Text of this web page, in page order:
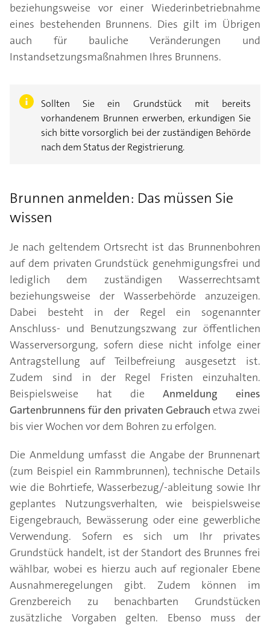
beziehungsweise vor einer Wiederinbetriebnahme
eines bestehenden Brunnens. Dies gilt im Übrigen
auch für bauliche Veränderungen und
Instandsetzungsmaßnahmen Ihres Brunnens.
Sollten Sie ein Grundstück mit bereits
vorhandenem Brunnen erwerben, erkundigen Sie
sich bitte vorsorglich bei der zuständigen Behörde
nach dem Status der Registrierung.
Brunnen anmelden: Das müssen Sie
wissen
Je nach geltendem Ortsrecht ist das Brunnenbohren
auf dem privaten Grundstück genehmigungsfrei und
lediglich dem zuständigen Wasserrechtsamt
beziehungsweise der Wasserbehörde anzuzeigen.
Dabei besteht in der Regel ein sogenannter
Anschluss- und Benutzungszwang zur öffentlichen
Wasserversorgung, sofern diese nicht infolge einer
Antragstellung auf Teilbefreiung ausgesetzt ist.
Zudem sind in der Regel Fristen einzuhalten.
Beispielsweise hat die Anmeldung eines
Gartenbrunnens für den privaten Gebrauch etwa zwei
bis vier Wochen vor dem Bohren zu erfolgen.
Die Anmeldung umfasst die Angabe der Brunnenart
(zum Beispiel ein Rammbrunnen), technische Details
wie die Bohrtiefe, Wasserbezug/-ableitung sowie Ihr
geplantes Nutzungsverhalten, wie beispielsweise
Eigengebrauch, Bewässerung oder eine gewerbliche
Verwendung. Sofern es sich um Ihr privates
Grundstück handelt, ist der Standort des Brunnes frei
wählbar, wobei es hierzu auch auf regionaler Ebene
Ausnahmeregelungen gibt. Zudem können im
Grenzbereich zu benachbarten Grundstücken
zusätzliche Vorgaben gelten. Ebenso muss der